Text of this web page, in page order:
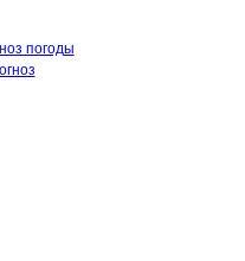
погоды